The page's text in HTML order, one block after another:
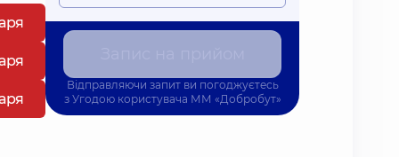
Відправляючи запит ви погоджуєтесь
з Угодою користувача ММ «Добробут»